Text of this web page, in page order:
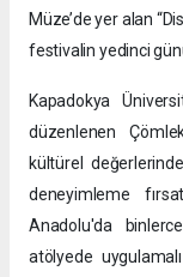
Müze’de yer alan
festivalin yedinci
Kapadokya
düzenlenen
kültürel
deneyimleme
Anadolu'da
atölyede